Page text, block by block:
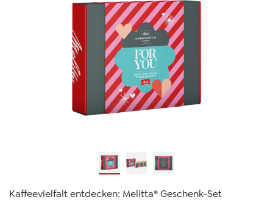
Kaffeevielfalt entdecken: Melitta® Geschenk-Set